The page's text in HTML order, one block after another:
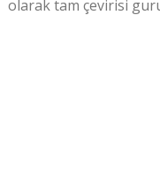
olarak tam çevirisi